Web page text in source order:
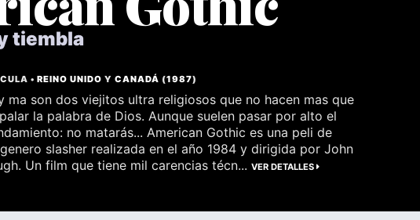
tiembla
•REINO UNIDO YCANADÁ (1987)
ma son dos viejitos ultra religiosos que no hacen mas que
la palabra de Dios. Aunque suelen pasar por alto el
no matarás... American Gothic es una peli de
slasher realizada en el año 1984 y dirigida por John
Un film que tiene mil carencias técn...VER DETALLES